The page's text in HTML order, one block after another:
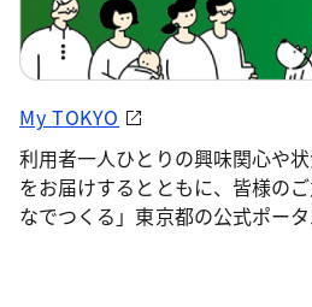
My TOKYO
利用者一人ひとりの興味関心や
をお届けするとともに、皆様の
なでつくる」東京都の公式ポータ